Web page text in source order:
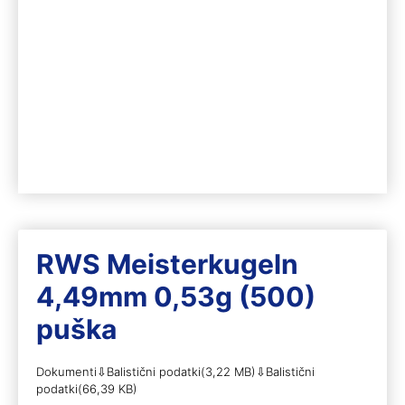
RWS Meisterkugeln
4,49mm 0,53g (500)
puška
Dokumenti⇩Balistični podatki(3,22 MB)⇩Balistični
podatki(66,39 KB)